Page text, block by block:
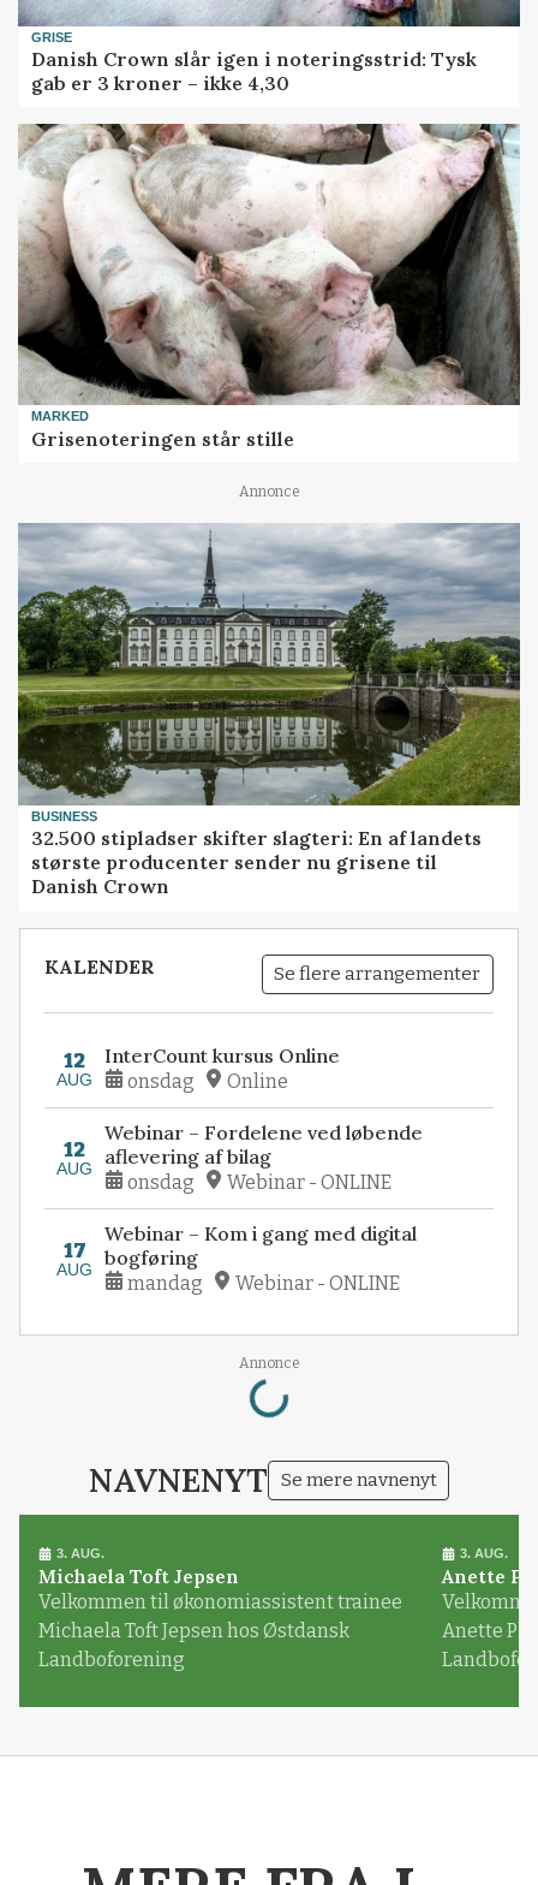
GRISE
Danish Crown slår igen i noteringsstrid: Tysk
gab er 3 kroner – ikke 4,30
MARKED
Grisenoteringen står stille
Annonce
BUSINESS
32.500 stipladser skifter slagteri: En af landets
største producenter sender nu grisene til
Danish Crown
KALENDER Se flere arrangementer
12
AUG
InterCount kursus Online
onsdag Online
12
AUG
Webinar – Fordelene ved løbende
aflevering af bilag
onsdag Webinar - ONLINE
17
AUG
Webinar – Kom i gang med digital
bogføring
mandag Webinar - ONLINE
Annonce
Loading...
NAVNENYT Se mere navnenyt
3. AUG.
Michaela Toft Jepsen
Velkommen til økonomiassistent trainee
Michaela Toft Jepsen hos Østdansk
Landboforening
3. AUG.
Anette
Anette